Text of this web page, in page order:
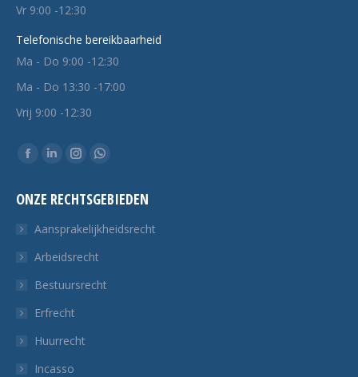
Vr 9:00 -12:30
Telefonische bereikbaarheid
Ma - Do 9:00 -12:30
Ma - Do 13:30 -17:00
Vrij 9:00 -12:30
Vind ons op:
Facebook
opent
nieuw
tabblad
Linkedin
opent
in
nieuw
tabblad
Instagram
opent
in
nieuw
tabblad
Whatsapp
opent
in
tabblad
ONZE RECHTSGEBIEDEN
Aansprakelijkheidsrecht
Arbeidsrecht
Bestuursrecht
Erfrecht
Huurrecht
Incasso